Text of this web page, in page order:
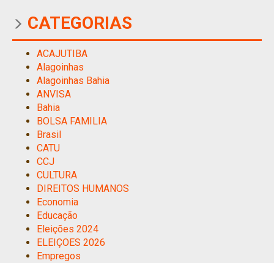
CATEGORIAS
ACAJUTIBA
Alagoinhas
Alagoinhas Bahia
ANVISA
Bahia
BOLSA FAMILIA
Brasil
CATU
CCJ
CULTURA
DIREITOS HUMANOS
Economia
Educação
Eleições 2024
ELEIÇOES 2026
Empregos